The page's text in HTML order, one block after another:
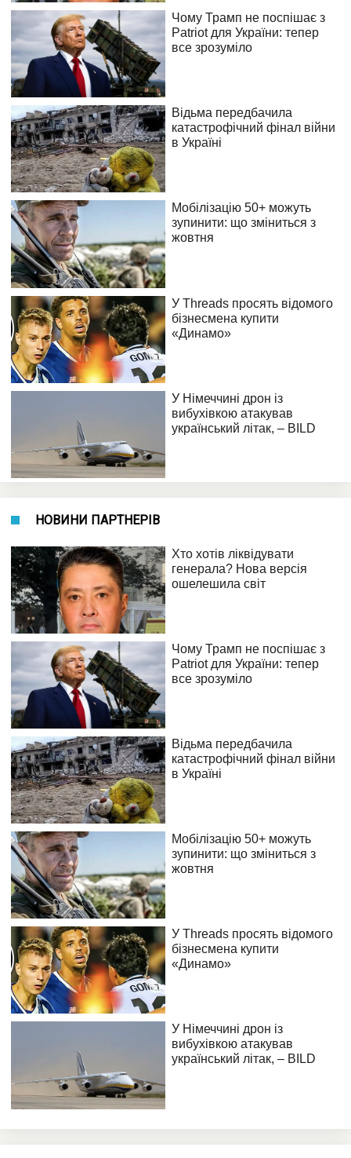
НОВИНИ ПАРТНЕРІВ